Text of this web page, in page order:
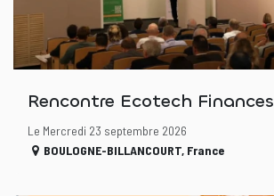
Rencontre Ecotech Finances
Le Mercredi 23 septembre 2026
BOULOGNE-BILLANCOURT, France